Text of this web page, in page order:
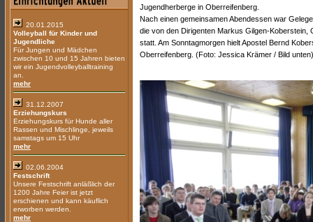
20.01.2015
Volleyball für Kinder und
Jugendliche
Für Jungen und Mädchen
zwischen 10 und 15 Jahren bieten
wir ein Jugendvolleyballtraining
an.
mehr
31.12.2007
Erziehungskurs
Erziehungskurs für Hunde aller
Rassen und Mischlinge, jeweils
samstags um 15 Uhr
mehr
02.06.2004
Festschrift
Unsere Festschrift anläßlich der
1200 Jahre Feier ist jetzt
erschienen und kann käuflich
erworben werden.
mehr
Jugendherberge in Oberreifenberg.
Nach einen gemeinsamen Abendessen war
die von den Dirigenten Markus Gilgen-
statt. Am Sonntagmorgen hielt Apostel Bernd
Oberreifenberg. (Foto: Jessica Krämer / Bild